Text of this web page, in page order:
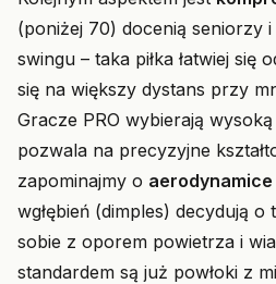
(poniżej 70) docenią seniorzy
swingu – taka piłka łatwiej się
się na większy dystans przy
Gracze PRO wybierają
pozwala na precyzyjne
zapominajmy o aerodynamice
wgłębień (dimples) decydują o
sobie z oporem powietrza i
standardem są już powłoki z